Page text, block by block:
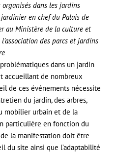
dans les jardins
en chef du Palais de
au Ministère de la culture et
des parcs et jardins
dans un jardin
accueillant de nombreux
de ces événements nécessite
du jardin, des arbres,
mobilier urbain et de la
particulière en fonction du
de la manifestation doit être
du site ainsi que l’adaptabilité